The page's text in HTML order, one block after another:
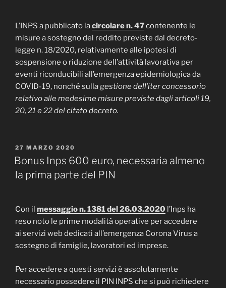
L’INPS a pubblicato lacircolare n. 47contenente le
misure a sostegno del reddito previste dal decreto-
legge n. 18/2020, relativamente alle ipotesi di
sospensione o riduzione dell’attività lavorativa per
eventi riconducibili all’emergenza epidemiologica da
COVID-19, nonché sulla gestione dell’iter concessorio
relativo alle medesime misure previste dagli articoli 19,
20, 21 e 22 del citato decreto.
PUBBLICATO
IL
27 MARZO 2020
Bonus Inps 600 euro, necessaria almeno
la prima parte del PIN
Con il messaggio n. 1381 del 26.03.2020 l’Inps ha
reso noto le prime modalità operative per accedere
ai servizi web dedicati all’emergenza Corona Virus a
sostegno di famiglie, lavoratori ed imprese.
Per accedere a questi servizi è assolutamente
necessario possedere il PIN INPS che si può richiedere